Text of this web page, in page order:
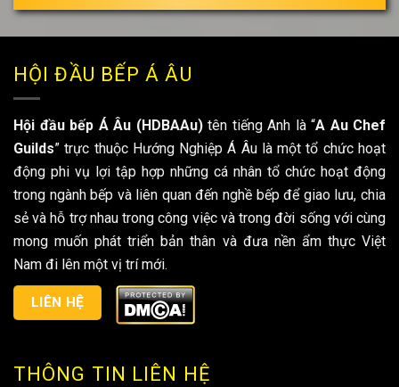
HỘI ĐẦU BẾP Á ÂU
Hội đầu bếp Á Âu (HDBAAu)tên tiếng Anh là “A Au Chef
Guilds” trực thuộc Hướng Nghiệp Á Âu là một tổ chức hoạt
động phi vụ lợi tập hợp những cá nhân tổ chức hoạt động
trong ngành bếp và liên quan đến nghề bếp để giao lưu, chia
sẻ và hỗ trợ nhau trong công việc và trong đời sống với cùng
mong muốn phát triển bản thân và đưa nền ẩm thực Việt
Nam đi lên một vị trí mới.
LIÊN HỆ
THÔNG TIN LIÊN HỆ